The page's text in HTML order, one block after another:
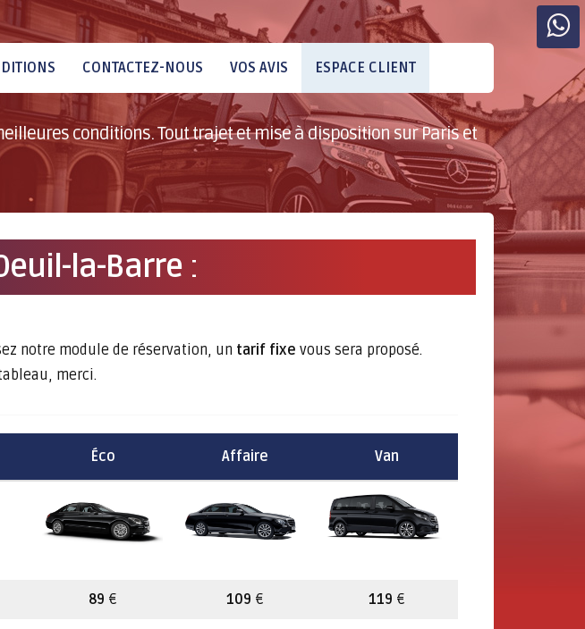
CONTACTEZ-NOUS VOS AVIS ESPACE CLIENT
conditions. Tout trajet et mise à disposition sur Paris et
la-Barre :
notre module de réservation, un tarif fixe vous sera proposé.
merci.
Éco Affaire Van
89 € 109 € 119 €